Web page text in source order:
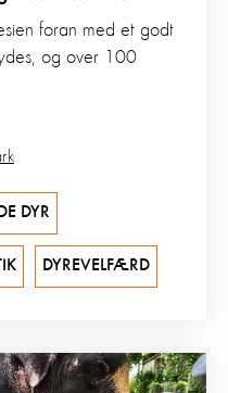
foran med et godt
og over 100
DYR
DYREVELFÆRD